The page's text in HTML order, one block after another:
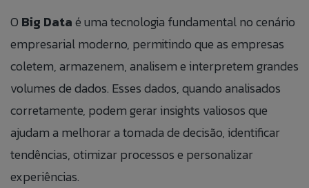
PT
ES
O Big Dataé uma tecnologia fundamental no cenário
empresarial moderno, permitindo que as empresas
coletem, armazenem, analisem e interpretem grandes
volumes de dados. Esses dados, quando analisados
corretamente, podem gerar insights valiosos que
ajudam a melhorar a tomada de decisão, identificar
tendências, otimizar processos e personalizar
experiências.